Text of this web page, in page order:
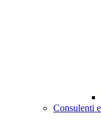
Consulenti